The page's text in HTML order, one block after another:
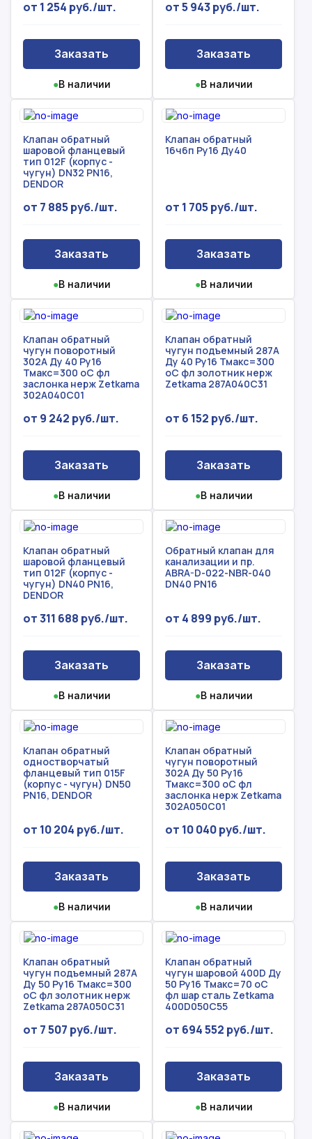
от 1 254 руб./шт.
Заказать
●В наличии
от 5 943 руб./шт.
Заказать
●В наличии
Клапан обратный
шаровой фланцевый
тип 012F (корпус -
чугун) DN32 PN16,
DENDOR
от 7 885 руб./шт.
Заказать
●В наличии
Клапан обратный
16ч6п Ру16 Ду40
от 1 705 руб./шт.
Заказать
●В наличии
Клапан обратный
чугун поворотный
302A Ду 40 Ру16
Тмакс=300 оС фл
заслонка нерж Zetkama
302A040C01
от 9 242 руб./шт.
Заказать
●В наличии
Клапан обратный
чугун подъемный 287A
Ду 40 Ру16 Тмакс=300
оС фл золотник нерж
Zetkama 287A040C31
от 6 152 руб./шт.
Заказать
●В наличии
Клапан обратный
шаровой фланцевый
тип 012F (корпус -
чугун) DN40 PN16,
DENDOR
от 311 688 руб./шт.
Заказать
●В наличии
Обратный клапан для
канализации и пр.
ABRA-D-022-NBR-040
DN40 PN16
от 4 899 руб./шт.
Заказать
●В наличии
Клапан обратный
одностворчатый
фланцевый тип 015F
(корпус - чугун) DN50
PN16, DENDOR
от 10 204 руб./шт.
Заказать
●В наличии
Клапан обратный
чугун поворотный
302A Ду 50 Ру16
Тмакс=300 оС фл
заслонка нерж Zetkama
302A050C01
от 10 040 руб./шт.
Заказать
●В наличии
Клапан обратный
чугун подъемный 287A
Ду 50 Ру16 Тмакс=300
оС фл золотник нерж
Zetkama 287A050C31
от 7 507 руб./шт.
Заказать
●В наличии
Клапан обратный
чугун шаровой 400D Ду
50 Ру16 Тмакс=70 оС
фл шар сталь Zetkama
400D050C55
от 694 552 руб./шт.
Заказать
●В наличии